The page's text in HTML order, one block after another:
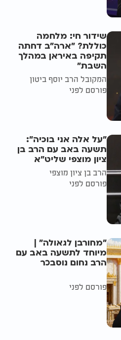
שידור חי: מלחמה
כוללת? ״ארה"ב דחתה
תקיפה באיראן במהלך
השבת״
המקובל הרב יוסף ביטון
פורסם לפני
"על אלה אני בוכיה":
תשעה באב עם הרב בן
ציון מוצפי שליט"א
הרב בן ציון מוצפי
פורסם לפני
"מחורבן לגאולה" |
מיוחד לתשעה באב עם
הרב נחום נוסבכר
פורסם לפני